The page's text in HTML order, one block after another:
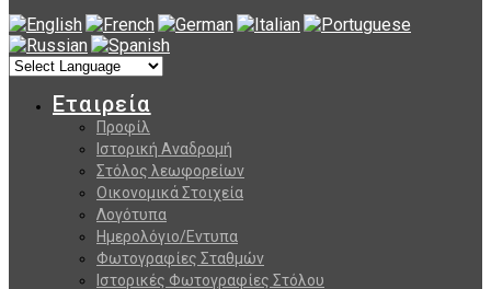
Εταιρεία
Προφίλ
Ιστορική Αναδρομή
Στόλος λεωφορείων
Οικονομικά Στοιχεία
Λογότυπα
Ημερολόγιο/Εντυπα
Φωτογραφίες Σταθμών
Ιστορικές Φωτογραφίες Στόλου